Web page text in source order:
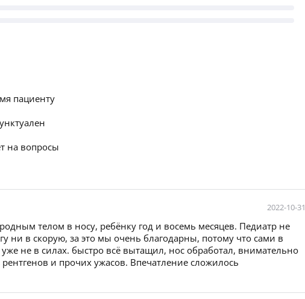
пациенту
на вопросы
2022-10-31
телом в носу, ребёнку год и восемь месяцев. Педиатр не
ни в скорую, за это мы очень благодарны, потому что сами в
не в силах. быстро всё вытащил, нос обработал, внимательно
и прочих ужасов. Впечатление сложилось